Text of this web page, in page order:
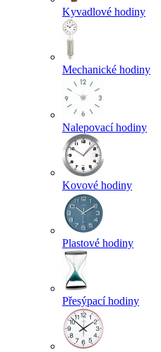
Kyvadlové hodiny
Mechanické hodiny
Nalepovací hodiny
Kovové hodiny
Plastové hodiny
Přesýpací hodiny